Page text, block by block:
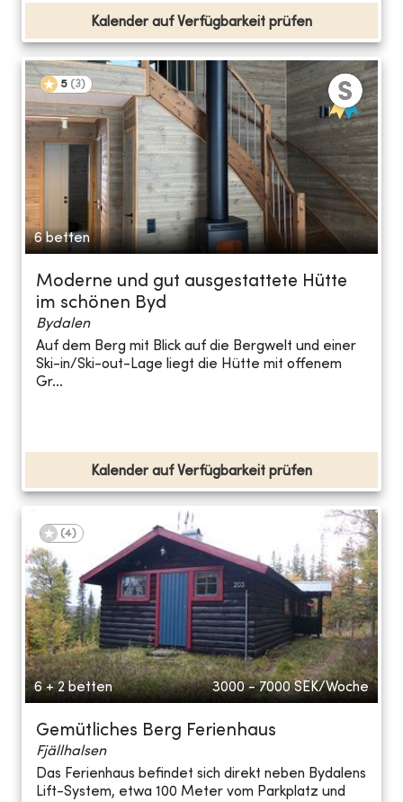
Kalender auf Verfügbarkeit prüfen
5 (3)
6 betten
Moderne und gut ausgestattete Hütte
im schönen Byd
Bydalen
Auf dem Berg mit Blick auf die Bergwelt und einer
Ski-in/Ski-out-Lage liegt die Hütte mit offenem
Gr...
Kalender auf Verfügbarkeit prüfen
(4)
6 + 2 betten 3000 - 7000 SEK/Woche
Gemütliches Berg Ferienhaus
Fjällhalsen
Das Ferienhaus befindet sich direkt neben Bydalens
Lift-System, etwa 100 Meter vom Parkplatz und